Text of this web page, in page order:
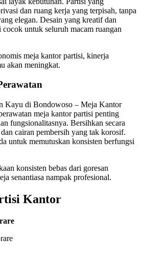
dan ruang kerja yang terpisah, tanpa
elegan. Desain yang kreatif dan
untuk seluruh macam ruangan
meja kantor partisi, kinerja
akan meningkat.
Kayu di Bondowoso – Meja Kantor
meja kantor partisi penting
fungsionalitasnya. Bersihkan secara
cairan pembersih yang tak korosif.
untuk memutuskan konsisten berfungsi
konsisten bebas dari goresan
senantiasa nampak profesional.
Kantor